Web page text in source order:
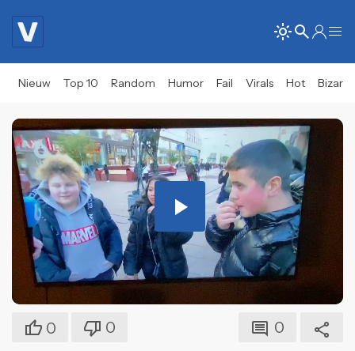
Nieuw Top 10 Random Humor Fail Virals Hot Bizar
Play
Video
0 0 0